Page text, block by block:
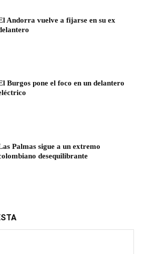
Andorra vuelve a fijarse en su ex
Burgos pone el foco en un delantero
Palmas sigue a un extremo
desequilibrante